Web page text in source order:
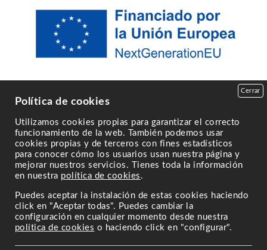
Powered by
Cerrar
Política de cookies
Utilizamos cookies propias para garantizar el correcto
funcionamiento de la web. También podemos usar
cookies propias y de terceros con fines estadísticos
para conocer cómo los usuarios usan nuestra página y
mejorar nuestros servicios. Tienes toda la información
en nuestra política de cookies .
Puedes aceptar la instalación de estas cookies haciendo
click en "Aceptar todas". Puedes cambiar la
configuración en cualquier momento desde nuestra
política de cookies o haciendo click en "configurar".